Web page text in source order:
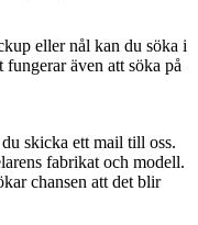
eller nål kan du söka i
även att söka på
skicka ett mail till oss.
fabrikat och modell.
chansen att det blir